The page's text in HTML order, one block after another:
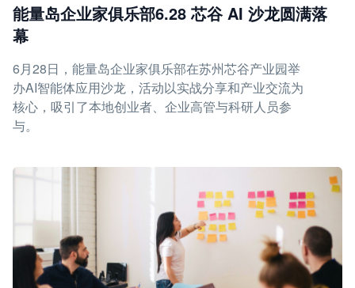
能量岛企业家俱乐部6.28 芯谷 AI 沙龙圆满落
幕
6月28日，能量岛企业家俱乐部在苏州芯谷产业园举
办AI智能体应用沙龙，活动以实战分享和产业交流为
核心，吸引了本地创业者、企业高管与科研人员参
与。